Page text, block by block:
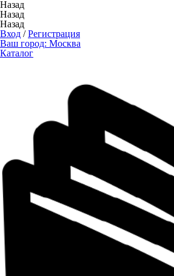
Назад
Назад
Назад
Вход /Регистрация
Ваш город: Москва
Каталог